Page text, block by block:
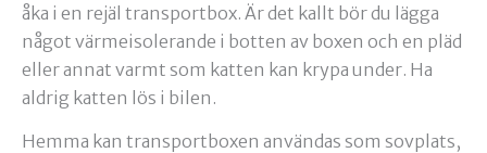
åka i en rejäl transportbox. Är det kallt bör du lägga
något värmeisolerande i botten av boxen och en pläd
eller annat varmt som katten kan krypa under. Ha
aldrig katten lös i bilen.
Hemma kan transportboxen användas som sovplats,